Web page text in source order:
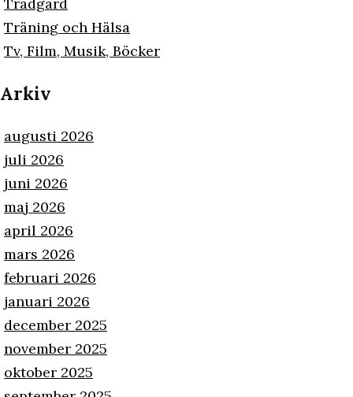
Träning och Hälsa
Tv, Film, Musik, Böcker
Arkiv
augusti 2026
juli 2026
juni 2026
maj 2026
april 2026
mars 2026
februari 2026
januari 2026
december 2025
november 2025
oktober 2025